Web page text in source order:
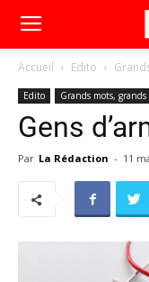
Accueil Edito
Edito Grands mots, grands
Gens
Par La Rédaction - 11